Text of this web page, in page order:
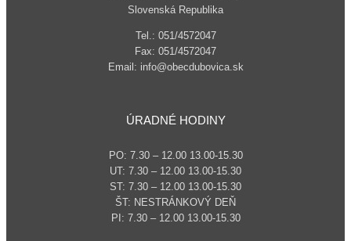
Slovenská Republika
Tel.: 051/4572047
Fax: 051/4572047
Email: info@obecdubovica.sk
ÚRADNÉ HODINY
PO: 7.30 – 12.00 13.00-15.30
UT: 7.30 – 12.00 13.00-15.30
ST: 7.30 – 12.00 13.00-15.30
ŠT: NESTRÁNKOVÝ DEŇ
PI: 7.30 – 12.00 13.00-15.30